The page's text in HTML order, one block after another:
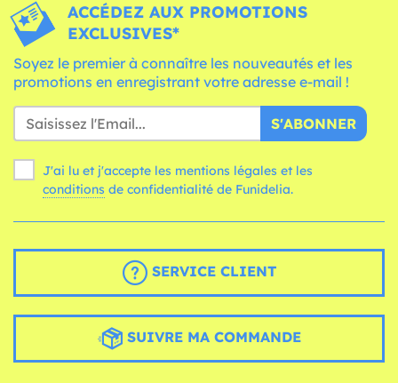
ACCÉDEZ AUX PROMOTIONS
EXCLUSIVES*
Soyez le premier à connaître les nouveautés et les
promotions en enregistrant votre adresse e-mail !
S'ABONNER
J'ai lu et j'accepte les mentions légales et les
conditions de confidentialité de Funidelia.
SERVICE CLIENT
SUIVRE MA COMMANDE